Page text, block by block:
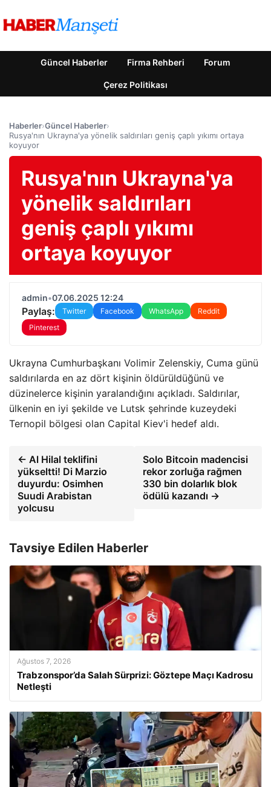
Güncel Haberler Firma Rehberi Forum
Çerez Politikası
Haberler›Güncel Haberler›
Rusya'nın Ukrayna'ya yönelik saldırıları geniş çaplı yıkımı ortaya
koyuyor
Rusya'nın Ukrayna'ya
yönelik saldırıları
geniş çaplı yıkımı
ortaya koyuyor
admin•07.06.2025 12:24
Paylaş: Twitter Facebook WhatsApp
Reddit
Pinterest
Ukrayna Cumhurbaşkanı Volimir Zelenskiy, Cuma günü
saldırılarda en az dört kişinin öldürüldüğünü ve
düzinelerce kişinin yaralandığını açıkladı. Saldırılar,
ülkenin en iyi şekilde ve Lutsk şehrinde kuzeydeki
Ternopil bölgesi olan Capital Kiev'i hedef aldı.
← Al Hilal teklifini
yükseltti! Di Marzio
duyurdu: Osimhen
Suudi Arabistan
yolcusu
Solo Bitcoin madencisi
rekor zorluğa rağmen
330 bin dolarlık blok
ödülü kazandı →
Tavsiye Edilen Haberler
Ağustos 7, 2026
Trabzonspor’da Salah Sürprizi: Göztepe Maçı Kadrosu
Netleşti